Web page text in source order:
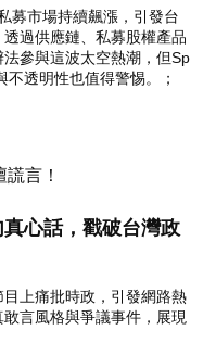
募市場持續飆漲，引發台
過供應鏈、私募股權產品
參與這波太空熱潮，但Sp
透明性也值得警惕。；
心話，戳破台灣政
上痛批時政，引發網路熱
言風格與爭議事件，展現